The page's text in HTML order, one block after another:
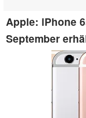
Apple: iPhone
September